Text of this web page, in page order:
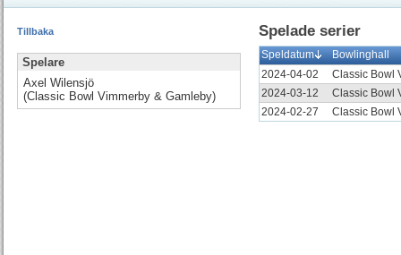
Tillbaka
Spelare
Axel Wilensjö
(Classic Bowl Vimmerby & Gamleby)
Spelade serier
Speldatum
Bowlinghall
2024-04-02
Classic Bowl
2024-03-12
Classic Bowl
2024-02-27
Classic Bowl